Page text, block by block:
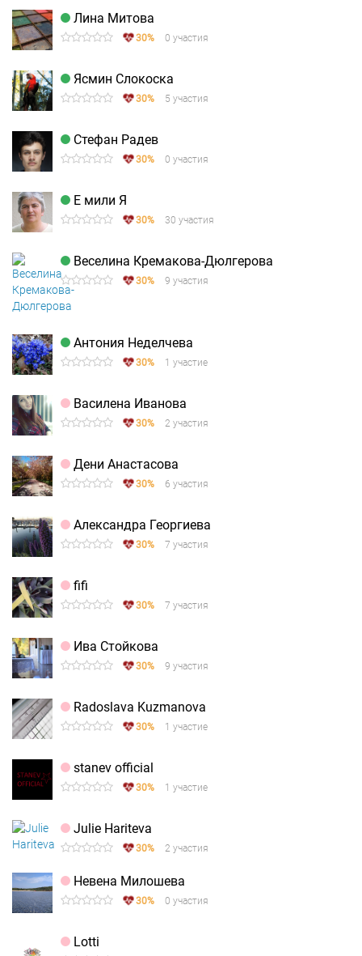
Лина Митова
30% 0 участия
Ясмин Слокоска
30% 5 участия
Стефан Радев
30% 0 участия
Е мили Я
30% 30 участия
Веселина Кремакова-Дюлгерова
30% 9 участия
Антония Неделчева
30% 1 участие
Василена Иванова
30% 2 участия
Дени Анастасова
30% 6 участия
Александра Георгиева
30% 7 участия
fifi
30% 7 участия
Ива Стойкова
30% 9 участия
Radoslava Kuzmanova
30% 1 участие
stanev official
30% 1 участие
Julie Hariteva
30% 2 участия
Невена Милошева
30% 0 участия
Lotti